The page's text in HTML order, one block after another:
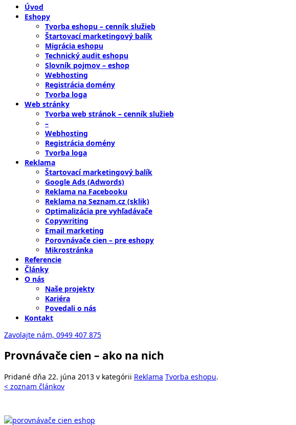
Úvod
Eshopy
Tvorba eshopu – cenník služieb
Štartovací marketingový balík
Migrácia eshopu
Technický audit eshopu
Slovník pojmov – eshop
Webhosting
Registrácia domény
Tvorba loga
Web stránky
Tvorba web stránok – cenník služieb
–
Webhosting
Registrácia domény
Tvorba loga
Reklama
Štartovací marketingový balík
Google Ads (Adwords)
Reklama na Facebooku
Reklama na Seznam.cz (sklik)
Optimalizácia pre vyhľadávače
Copywriting
Email marketing
Porovnávače cien – pre eshopy
Mikrostránka
Referencie
Články
O nás
Naše projekty
Kariéra
Povedali o nás
Kontakt
Zavolajte nám, 0949 407 875
Provnávače cien – ako na nich
Pridané dňa 22. júna 2013 v kategórii Reklama Tvorba eshopu.
< zoznam článkov